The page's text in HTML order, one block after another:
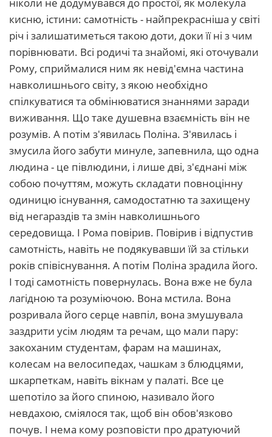
кисню, істини: самотність - найпрекрасніша у світі
річ і залишатиметься такою доти, доки її ні з чим
порівнювати. Всі родичі та знайомі, які оточували
Рому, сприймалися ним як невід'ємна частина
навколишнього світу, з якою необхідно
спілкуватися та обмінюватися знаннями заради
виживання. Що таке душевна взаємність він не
розумів. А потім з'явилась Поліна. З'явилась і
змусила його забути минуле, запевнила, що одна
людина - це півлюдини, і лише дві, з'єднані між
собою почуттям, можуть складати повноцінну
одиницю існування, самодостатню та захищену
від негараздів та змін навколишнього
середовища. І Рома повірив. Повірив і відпустив
самотність, навіть не подякувавши їй за стільки
років співіснування. А потім Поліна зрадила його.
І тоді самотність повернулась. Вона вже не була
лагідною та розуміючою. Вона мстила. Вона
розривала його серце навпіл, вона змушувала
заздрити усім людям та речам, що мали пару:
закоханим студентам, фарам на машинах,
колесам на велосипедах, чашкам з блюдцями,
шкарпеткам, навіть вікнам у палаті. Все це
шепотіло за його спиною, називало його
невдахою, сміялося так, щоб він обов'язково
почув. І нема кому розповісти про дратуючий